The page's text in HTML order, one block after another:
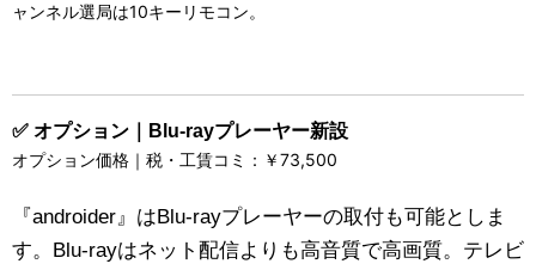
ャンネル選局は10キーリモコン。
✅ オプション｜Blu-rayプレーヤー新設
オプション価格｜税・工賃コミ：￥73,500
『androider』はBlu-rayプレーヤーの取付も可能としま
す。Blu-rayはネット配信よりも高音質で高画質。テレビ